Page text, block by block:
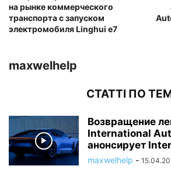
на рынке коммерческого
транспорта с запуском
электромобиля Linghui e7
maxwelhelp
СТАТТІ ПО
Возвращение
International
анонсирует
maxwelhelp -